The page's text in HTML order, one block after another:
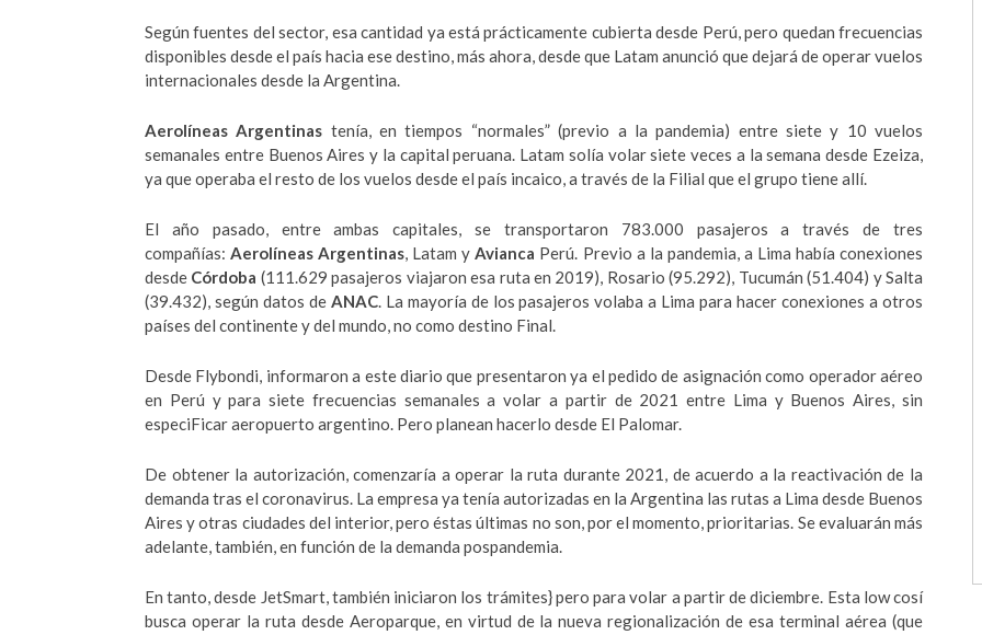
Según fuentes del sector, esa cantidad ya está prácticamente cubierta desde Perú, pero quedan frecuencias
disponibles desde el país hacia ese destino, más ahora, desde que Latam anunció que dejará de operar vuelos
internacionales desde la Argentina.
Aerolíneas Argentinas tenía, en tiempos “normales” (previo a la pandemia) entre siete y 10 vuelos
semanales entre Buenos Aires y la capital peruana. Latam solía volar siete veces a la semana desde Ezeiza,
ya que operaba el resto de los vuelos desde el país incaico, a través de la Filial que el grupo tiene allí.
El año pasado, entre ambas capitales, se transportaron 783.000 pasajeros a través de tres
compañías:Aerolíneas Argentinas, Latam yAvianca Perú. Previo a la pandemia, a Lima había conexiones
desde Córdoba (111.629 pasajeros viajaron esa ruta en 2019), Rosario (95.292), Tucumán (51.404) y Salta
(39.432), según datos de ANAC. La mayoría de los pasajeros volaba a Lima para hacer conexiones a otros
países del continente y del mundo, no como destino Final.
Desde Flybondi, informaron a este diario que presentaron ya el pedido de asignación como operador aéreo
en Perú y para siete frecuencias semanales a volar a partir de 2021 entre Lima y Buenos Aires, sin
especiFicar aeropuerto argentino. Pero planean hacerlo desde El Palomar.
De obtener la autorización, comenzaría a operar la ruta durante 2021, de acuerdo a la reactivación de la
demanda tras el coronavirus. La empresa ya tenía autorizadas en la Argentina las rutas a Lima desde Buenos
Aires y otras ciudades del interior, pero éstas últimas no son, por el momento, prioritarias. Se evaluarán más
adelante, también, en función de la demanda pospandemia.
En tanto, desde JetSmart, también iniciaron los trámites} pero para volar a partir de diciembre. Esta low cosí
busca operar la ruta desde Aeroparque, en virtud de la nueva regionalización de esa terminal aérea (que